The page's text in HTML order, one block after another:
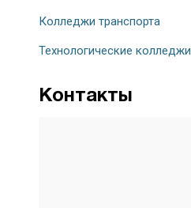
Колледжи транспорта
Технологические колледжи
Контакты